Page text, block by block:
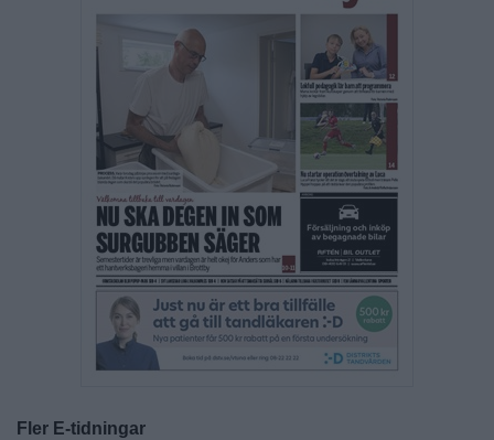
Fler E-tidningar